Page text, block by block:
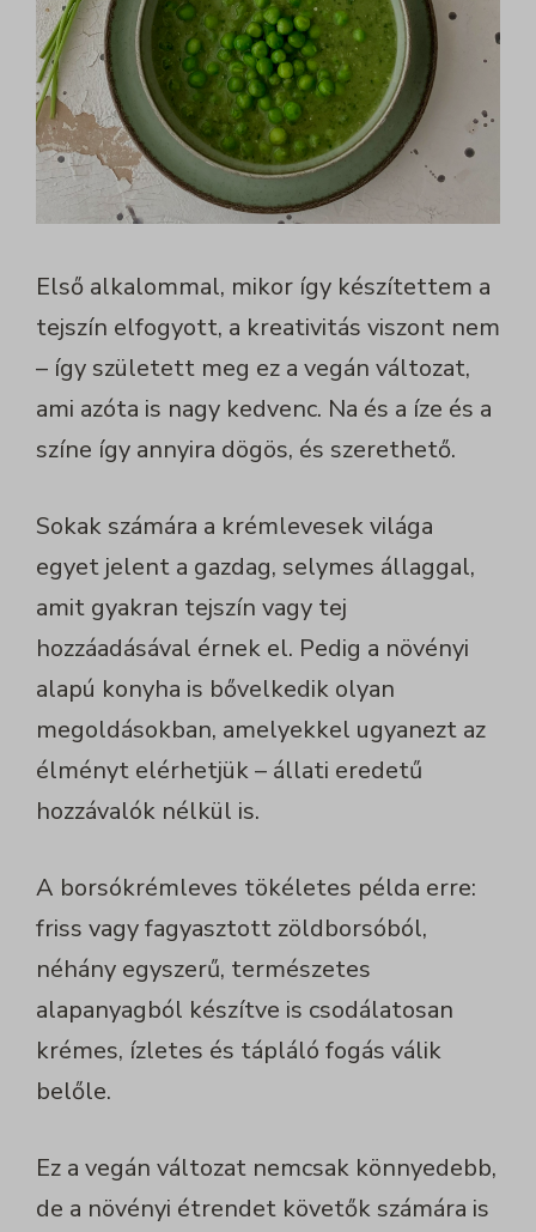
Első alkalommal, mikor így készítettem a
tejszín elfogyott, a kreativitás viszont nem
– így született meg ez a vegán változat,
ami azóta is nagy kedvenc. Na és a íze és a
színe így annyira dögös, és szerethető.
Sokak számára a krémlevesek világa
egyet jelent a gazdag, selymes állaggal,
amit gyakran tejszín vagy tej
hozzáadásával érnek el. Pedig a növényi
alapú konyha is bővelkedik olyan
megoldásokban, amelyekkel ugyanezt az
élményt elérhetjük – állati eredetű
hozzávalók nélkül is.
A borsókrémleves tökéletes példa erre:
friss vagy fagyasztott zöldborsóból,
néhány egyszerű, természetes
alapanyagból készítve is csodálatosan
krémes, ízletes és tápláló fogás válik
belőle.
Ez a vegán változat nemcsak könnyedebb,
de a növényi étrendet követők számára is